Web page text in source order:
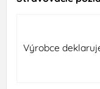
Výrobce